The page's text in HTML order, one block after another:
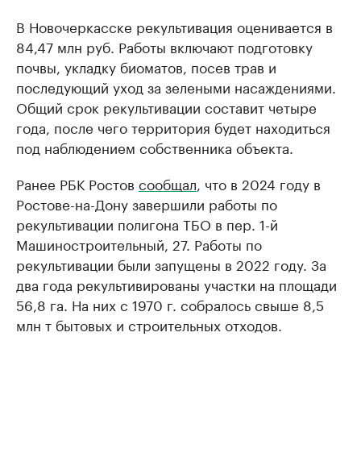
В Новочеркасске рекультивация оценивается в
84,47 млн руб. Работы включают подготовку
почвы, укладку биоматов, посев трав и
последующий уход за зелеными насаждениями.
Общий срок рекультивации составит четыре
года, после чего территория будет находиться
под наблюдением собственника объекта.
Ранее РБК Ростов сообщал , что в 2024 году в
Ростове-на-Дону завершили работы по
рекультивации полигона ТБО в пер. 1-й
Машиностроительный, 27. Работы по
рекультивации были запущены в 2022 году. За
два года рекультивированы участки на площади
56,8 га. На них с 1970 г. собралось свыше 8,5
млн т бытовых и строительных отходов.